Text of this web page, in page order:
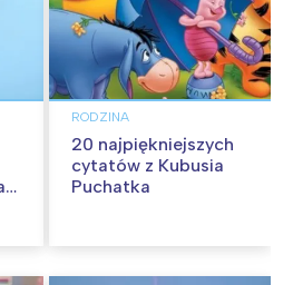
RODZINA
20 najpiękniejszych
cytatów z Kubusia
Puchatka